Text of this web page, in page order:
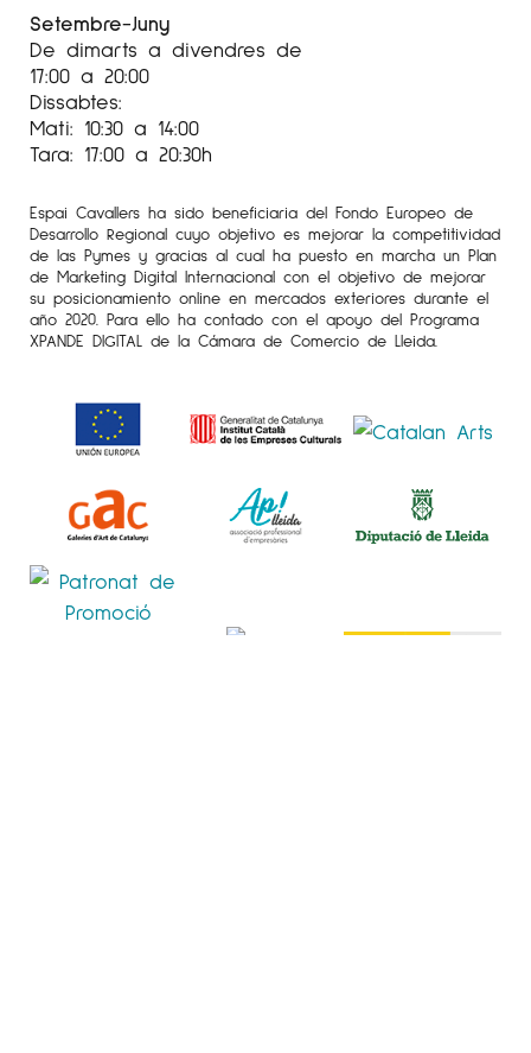
Setembre-Juny
De dimarts a divendres de
17:00 a 20:00
Dissabtes:
Mati: 10:30 a 14:00
Tara: 17:00 a 20:30h
Espai Cavallers ha sido beneficiaria del Fondo Europeo de
Desarrollo Regional cuyo objetivo es mejorar la competitividad
de las Pymes y gracias al cual ha puesto en marcha un Plan
de Marketing Digital Internacional con el objetivo de mejorar
su posicionamiento online en mercados exteriores durante el
año 2020. Para ello ha contado con el apoyo del Programa
XPANDE DIGITAL de la Cámara de Comercio de Lleida.